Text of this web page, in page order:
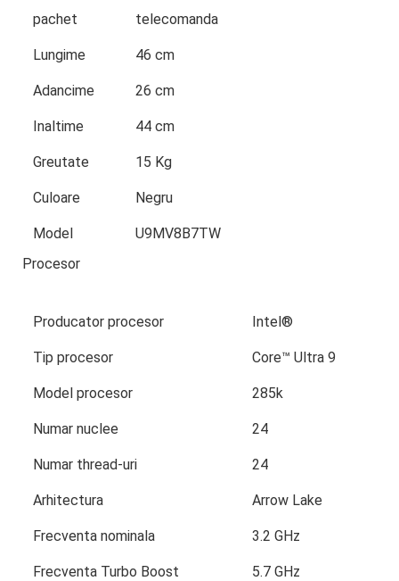
pachet
telecomanda
Lungime 46 cm
Adancime 26 cm
Inaltime 44 cm
Greutate 15 Kg
Culoare Negru
Model
U9MV8B7TW
Procesor
Producator procesor Intel®
Tip procesor Core™ Ultra 9
Model procesor 285k
Numar nuclee 24
Numar thread-uri 24
Arhitectura Arrow Lake
Frecventa nominala 3.2 GHz
Frecventa Turbo Boost 5.7 GHz